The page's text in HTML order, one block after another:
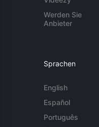
Werden Sie
Anbieter
Sprachen
English
Español
Português